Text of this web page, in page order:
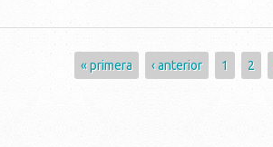
« primera ‹ anterior 1 2